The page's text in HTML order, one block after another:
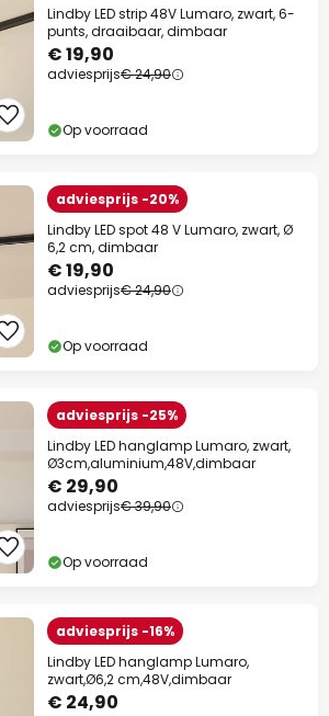
Lindby LED strip 48V Lumaro, zwart, 6-
punts, draaibaar, dimbaar
€ 19,90
adviesprijs€ 24,90
Op voorraad
adviesprijs -20%
Lindby LED spot 48 V Lumaro, zwart, Ø
6,2 cm, dimbaar
€ 19,90
adviesprijs€ 24,90
Op voorraad
adviesprijs -25%
Lindby LED hanglamp Lumaro, zwart,
Ø3cm,aluminium,48V,dimbaar
€ 29,90
adviesprijs€ 39,90
Op voorraad
adviesprijs -16%
Lindby LED hanglamp Lumaro,
zwart,Ø6,2 cm,48V,dimbaar
€ 24,90